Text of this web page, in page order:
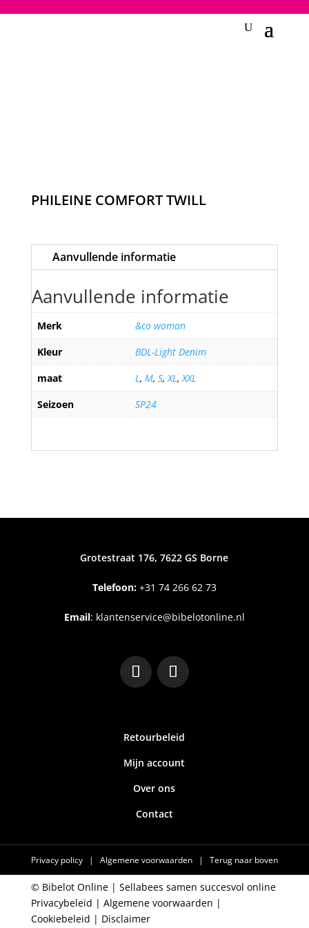
PHILEINE COMFORT TWILL
Aanvullende informatie
Aanvullende informatie
Merk
&co woman
Kleur
BDL-Light Denim
maat
L, M, S,XL,XXL
Seizoen
SP24
Grotestraat 176, 7622 GS Borne
Telefoon:+31 74 266 62 73
Email: klantenservice@bibelotonline.nl
Retourbeleid
Mijn account
Over ons
Contact
Privacy policy | Algemene voorwaarden | Terug naar boven
© Bibelot Online | Sellabees samen succesvol online
Privacybeleid | Algemene voorwaarden |
Cookiebeleid | Disclaimer